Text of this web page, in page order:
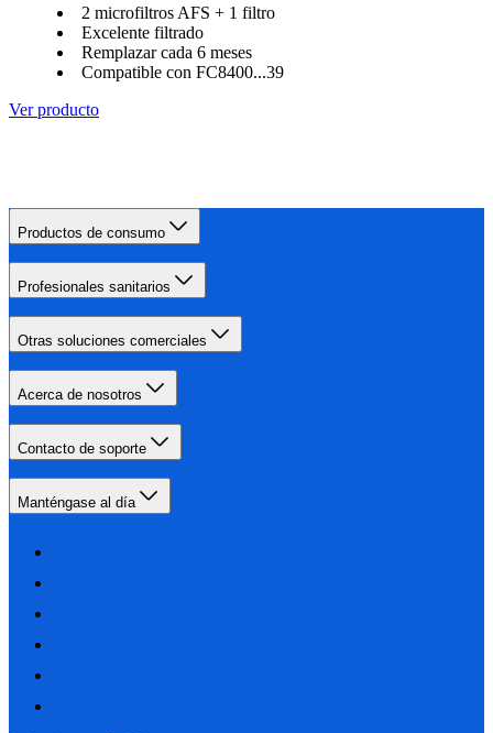
2 microfiltros AFS + 1 filtro
Excelente filtrado
Remplazar cada 6 meses
Compatible con FC8400...39
Ver producto
Productos de consumo
Profesionales sanitarios
Otras soluciones comerciales
Acerca de nosotros
Contacto de soporte
Manténgase al día